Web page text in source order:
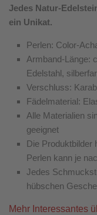
Jedes Natur-
ein Unikat.
Perlen: Color-
Armband-Länge:
Edelstahl,
Verschluss:
Fädelmaterial:
Alle Materialien
geeignet
Die Produktbilder
Perlen kann je
Jedes
hübschen
Mehr Interessantes